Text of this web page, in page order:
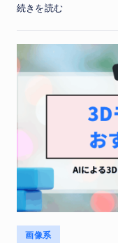
続きを読む
Posted
画像系